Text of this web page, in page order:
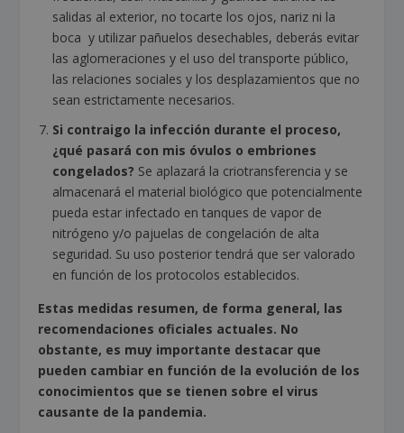
salidas al exterior, no tocarte los ojos, nariz ni la
boca y utilizar pañuelos desechables, deberás evitar
las aglomeraciones y el uso del transporte público,
las relaciones sociales y los desplazamientos que no
sean estrictamente necesarios.
Si contraigo la infección durante el proceso,
¿qué pasará con mis óvulos o embriones
congelados? Se aplazará la criotransferencia y se
almacenará el material biológico que potencialmente
pueda estar infectado en tanques de vapor de
nitrógeno y/o pajuelas de congelación de alta
seguridad. Su uso posterior tendrá que ser valorado
en función de los protocolos establecidos.
Estas medidas resumen, de forma general, las
recomendaciones oficiales actuales. No
obstante, es muy importante destacar que
pueden cambiar en función de la evolución de los
conocimientos que se tienen sobre el virus
causante de la pandemia.